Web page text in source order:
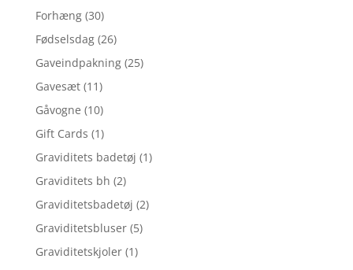
Forhæng (30)
Fødselsdag (26)
Gaveindpakning (25)
Gavesæt (11)
Gåvogne (10)
Gift Cards (1)
Graviditets badetøj (1)
Graviditets bh (2)
Graviditetsbadetøj (2)
Graviditetsbluser (5)
Graviditetskjoler (1)